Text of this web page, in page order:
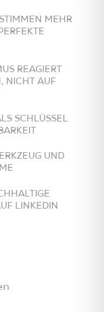
MEHR
REAGIERT
NICHT AUF
SCHLÜSSEL
UND
LINKEDIN